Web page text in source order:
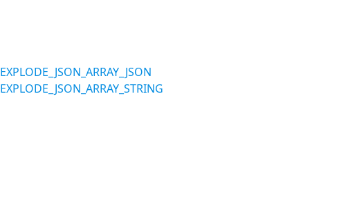
EXPLODE_JSON_ARRAY_JSON
EXPLODE_JSON_ARRAY_STRING